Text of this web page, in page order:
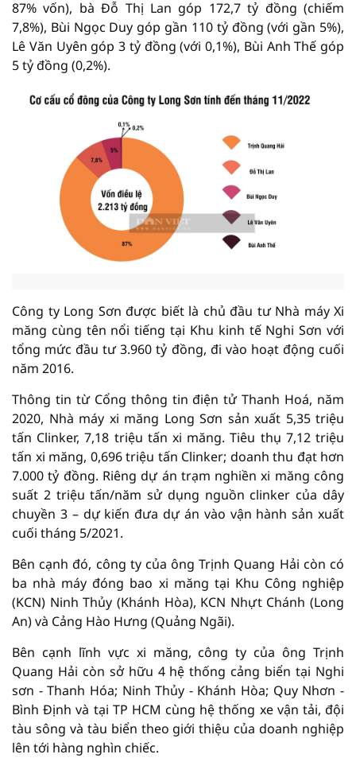
87% vốn), bà Đỗ Thị Lan góp 172,7 tỷ đồng (chiếm
7,8%), Bùi Ngọc Duy góp gần 110 tỷ đồng (với gần 5%),
Lê Văn Uyên góp 3 tỷ đồng (với 0,1%), Bùi Anh Thế góp
5 tỷ đồng (0,2%).
Công ty Long Sơn được biết là chủ đầu tư Nhà máy Xi
măng cùng tên nổi tiếng tại Khu kinh tế Nghi Sơn với
tổng mức đầu tư 3.960 tỷ đồng, đi vào hoạt động cuối
năm 2016.
Thông tin từ Cổng thông tin điện tử Thanh Hoá, năm
2020, Nhà máy xi măng Long Sơn sản xuất 5,35 triệu
tấn Clinker, 7,18 triệu tấn xi măng. Tiêu thụ 7,12 triệu
tấn xi măng, 0,696 triệu tấn Clinker; doanh thu đạt hơn
7.000 tỷ đồng. Riêng dự án trạm nghiền xi măng công
suất 2 triệu tấn/năm sử dụng nguồn clinker của dây
chuyền 3 – dự kiến đưa dự án vào vận hành sản xuất
cuối tháng 5/2021.
Bên cạnh đó, công ty của ông Trịnh Quang Hải còn có
ba nhà máy đóng bao xi măng tại Khu Công nghiệp
(KCN) Ninh Thủy (Khánh Hòa), KCN Nhựt Chánh (Long
An) và Cảng Hào Hưng (Quảng Ngãi).
Bên cạnh lĩnh vực xi măng, công ty của ông Trịnh
Quang Hải còn sở hữu 4 hệ thống cảng biển tại Nghi
sơn - Thanh Hóa; Ninh Thủy - Khánh Hòa; Quy Nhơn -
Bình Định và tại TP HCM cùng hệ thống xe vận tải, đội
tàu sông và tàu biển theo giới thiệu của doanh nghiệp
lên tới hàng nghìn chiếc.